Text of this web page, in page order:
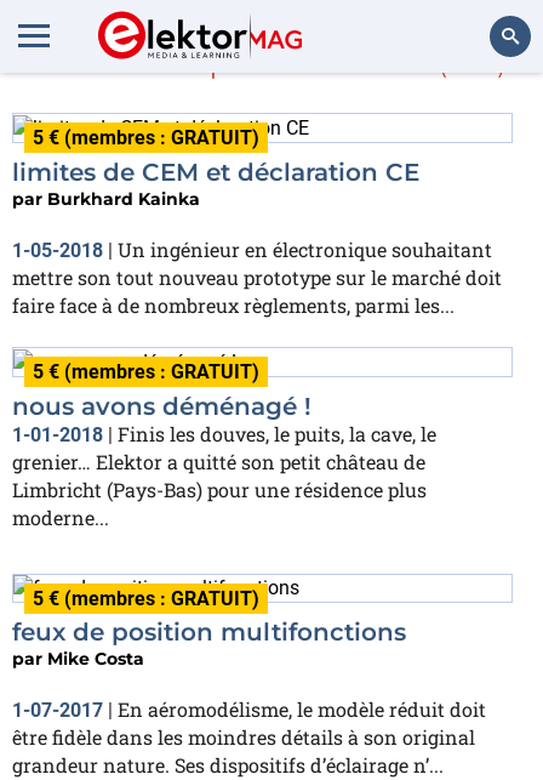
En savoir plus sur (149)
5 € (membres : GRATUIT)
limites de CEM et déclaration CE
par Burkhard Kainka
1-05-2018 | Un ingénieur en électronique souhaitant
mettre son tout nouveau prototype sur le marché doit
faire face à de nombreux règlements, parmi les...
5 € (membres : GRATUIT)
nous avons déménagé !
1-01-2018 | Finis les douves, le puits, la cave, le
grenier… Elektor a quitté son petit château de
Limbricht (Pays-Bas) pour une résidence plus
moderne...
5 € (membres : GRATUIT)
feux de position multifonctions
par Mike Costa
1-07-2017
En aéromodélisme, le modèle réduit doit
être fidèle dans les moindres détails à son original
grandeur nature. Ses dispositifs d’éclairage n’...